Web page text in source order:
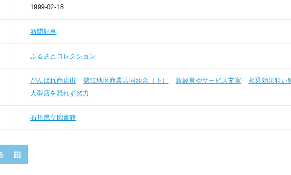
1999-02-18
新聞記事
ふるさとコレクション
がんばれ商店街 諸江地区商業共同組合（下） 新経営やサービス充実 相乗効果狙い
大型店を恐れず努力
石川県立図書館